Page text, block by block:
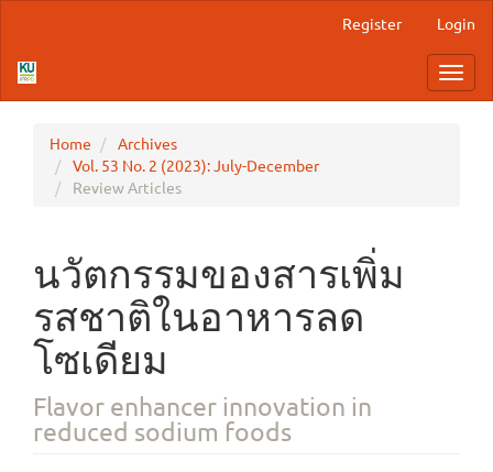
Sidebar
Register Login
Home
Archives
Vol. 53 No. 2 (2023): July-December
Review Articles
นวัตกรรมของสารเพิ่ม
รสชาติในอาหารลด
โซเดียม
Flavor enhancer innovation in
reduced sodium foods